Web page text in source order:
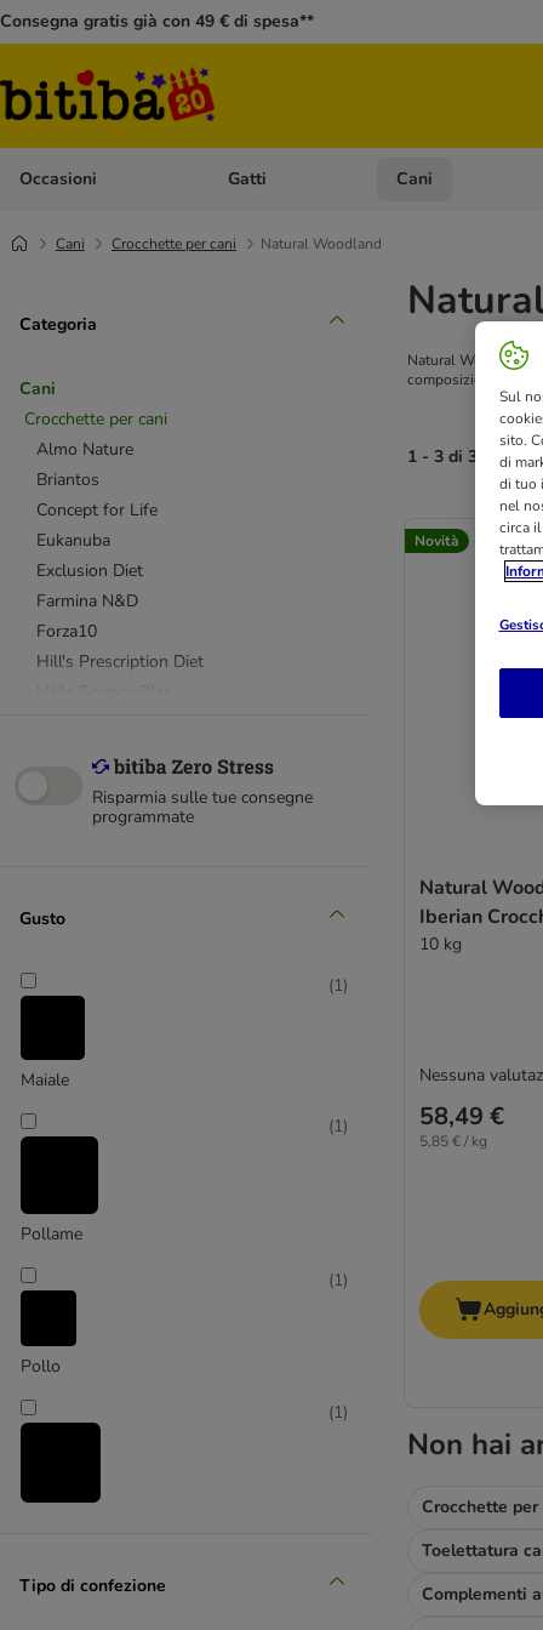
Consegna gratis già con 49 € di spesa**
Occasioni Apri Menù Categoria: Occasioni
Gatti Apri Menù Categoria:
Cani
Cani Crocchette per cani Natural Woodland
Categoria
Cani
Crocchette per cani
Almo Nature
Briantos
Concept for Life
Eukanuba
Exclusion Diet
Farmina N&D
Forza10
Hill's Prescription Diet
PURINA ONE
Advance Affinity
Advance Veterinary Diets
animonda Integra
Arion
Arquivet
Beneful
Bonzo
Bozita
Calibra
Risparmia sulle tue consegne
programmate
Gusto
Maiale
(1)
Pollame
(1)
Pollo
(1)
(1)
Tipo di confezione
Natural Woodland
composizione sana
1 - 3 di 3 risultati
Novità
Natural
Iberian
10 kg
58,49 €
5,85 € / kg
Nessuna
Non hai
Crocchette per
Sul
sito.
di
di tuo
nel
circa